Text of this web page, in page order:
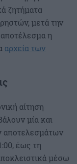
ζητήματα
μετά την
η
αρχεία των
αίτηση
μία και
αποτελεσμάτων
έως τη
μέσω